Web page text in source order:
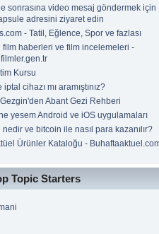
sonrasına video mesaj göndermek için
adresini ziyaret edin
- Tatil, Eğlence, Spor ve fazlası
film haberleri ve film incelemeleri -
Kursu
cihazı mı aramıştınız?
Abant Gezi Rehberi
yesem Android ve iOS uygulamaları
nedir ve bitcoin ile nasıl para kazanılır?
Ürünler Kataloğu -
Topic Starters